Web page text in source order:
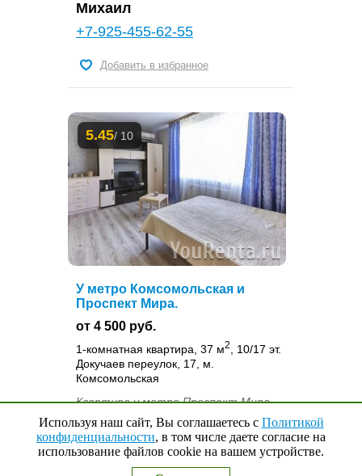
Михаил
+7-925-455-62-55
Добавить в избранное
5.45/ 10
У метро Комсомольская и
Проспект Мира.
от 4 500 руб.
1-комнатная квартира, 37 м2
, 10/17 эт.
Докучаев переулок, 17, м.
Комсомольская
Квартира у метро Проспект Мира,
Комсомольская. Удобства: ТВ,
стиральная машина, микроволновка,
холодильник, плита, утюг, фен.
Бесплатный Wi-Fi...
Используя наш сайт, Вы соглашаетесь с Политикой
конфиденциальности, в том числе даете согласие на
использование файлов cookie на вашем устройстве.
Выбранные квартиры 0 Наверх